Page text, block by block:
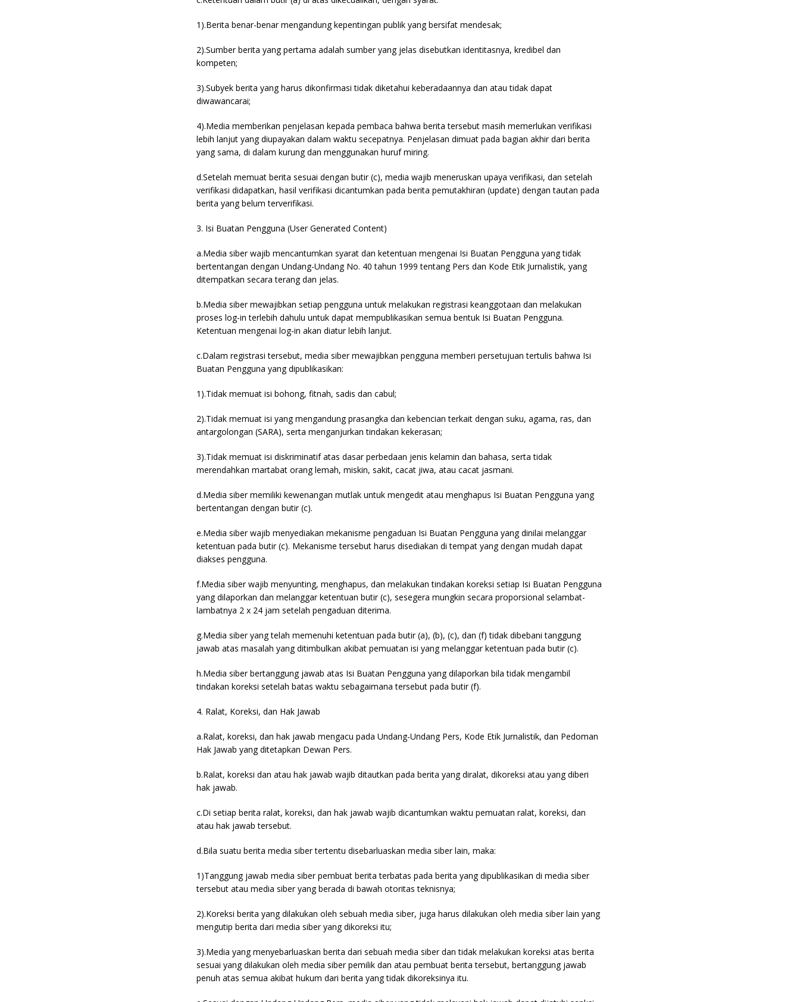
1).Berita benar-benar mengandung kepentingan publik yang bersifat mendesak;
2).Sumber berita yang pertama adalah sumber yang jelas disebutkan identitasnya, kredibel dan
kompeten;
3).Subyek berita yang harus dikonfirmasi tidak diketahui keberadaannya dan atau tidak dapat
diwawancarai;
4).Media memberikan penjelasan kepada pembaca bahwa berita tersebut masih memerlukan verifikasi
lebih lanjut yang diupayakan dalam waktu secepatnya. Penjelasan dimuat pada bagian akhir dari berita
yang sama, di dalam kurung dan menggunakan huruf miring.
d.Setelah memuat berita sesuai dengan butir (c), media wajib meneruskan upaya verifikasi, dan setelah
verifikasi didapatkan, hasil verifikasi dicantumkan pada berita pemutakhiran (update) dengan tautan pada
berita yang belum terverifikasi.
3. Isi Buatan Pengguna (User Generated Content)
a.Media siber wajib mencantumkan syarat dan ketentuan mengenai Isi Buatan Pengguna yang tidak
bertentangan dengan Undang-Undang No. 40 tahun 1999 tentang Pers dan Kode Etik Jurnalistik, yang
ditempatkan secara terang dan jelas.
b.Media siber mewajibkan setiap pengguna untuk melakukan registrasi keanggotaan dan melakukan
proses log-in terlebih dahulu untuk dapat mempublikasikan semua bentuk Isi Buatan Pengguna.
Ketentuan mengenai log-in akan diatur lebih lanjut.
c.Dalam registrasi tersebut, media siber mewajibkan pengguna memberi persetujuan tertulis bahwa Isi
Buatan Pengguna yang dipublikasikan:
1).Tidak memuat isi bohong, fitnah, sadis dan cabul;
2).Tidak memuat isi yang mengandung prasangka dan kebencian terkait dengan suku, agama, ras, dan
antargolongan (SARA), serta menganjurkan tindakan kekerasan;
3).Tidak memuat isi diskriminatif atas dasar perbedaan jenis kelamin dan bahasa, serta tidak
merendahkan martabat orang lemah, miskin, sakit, cacat jiwa, atau cacat jasmani.
d.Media siber memiliki kewenangan mutlak untuk mengedit atau menghapus Isi Buatan Pengguna yang
bertentangan dengan butir (c).
e.Media siber wajib menyediakan mekanisme pengaduan Isi Buatan Pengguna yang dinilai melanggar
ketentuan pada butir (c). Mekanisme tersebut harus disediakan di tempat yang dengan mudah dapat
diakses pengguna.
f.Media siber wajib menyunting, menghapus, dan melakukan tindakan koreksi setiap Isi Buatan Pengguna
yang dilaporkan dan melanggar ketentuan butir (c), sesegera mungkin secara proporsional selambat-
lambatnya 2 x 24 jam setelah pengaduan diterima.
g.Media siber yang telah memenuhi ketentuan pada butir (a), (b), (c), dan (f) tidak dibebani tanggung
jawab atas masalah yang ditimbulkan akibat pemuatan isi yang melanggar ketentuan pada butir (c).
h.Media siber bertanggung jawab atas Isi Buatan Pengguna yang dilaporkan bila tidak mengambil
tindakan koreksi setelah batas waktu sebagaimana tersebut pada butir (f).
4. Ralat, Koreksi, dan Hak Jawab
a.Ralat, koreksi, dan hak jawab mengacu pada Undang-Undang Pers, Kode Etik Jurnalistik, dan Pedoman
Hak Jawab yang ditetapkan Dewan Pers.
b.Ralat, koreksi dan atau hak jawab wajib ditautkan pada berita yang diralat, dikoreksi atau yang diberi
hak jawab.
c.Di setiap berita ralat, koreksi, dan hak jawab wajib dicantumkan waktu pemuatan ralat, koreksi, dan
atau hak jawab tersebut.
d.Bila suatu berita media siber tertentu disebarluaskan media siber lain, maka:
1)Tanggung jawab media siber pembuat berita terbatas pada berita yang dipublikasikan di media siber
tersebut atau media siber yang berada di bawah otoritas teknisnya;
2).Koreksi berita yang dilakukan oleh sebuah media siber, juga harus dilakukan oleh media siber lain yang
mengutip berita dari media siber yang dikoreksi itu;
3).Media yang menyebarluaskan berita dari sebuah media siber dan tidak melakukan koreksi atas berita
sesuai yang dilakukan oleh media siber pemilik dan atau pembuat berita tersebut, bertanggung jawab
penuh atas semua akibat hukum dari berita yang tidak dikoreksinya itu.